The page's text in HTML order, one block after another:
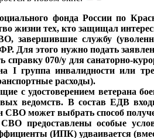
фонда России по
жизни тех, кто защищал
завершившие службу
Для этого нужно подать
справку 070/у для санаторно-
I группа инвалидности или
расходы).
с удостоверением ветерана
ведомств. В состав ЕДВ
СВО может выбрать способ
предоставлены особые
(ИПК) удваивается